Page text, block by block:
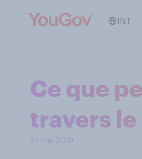
INT
Ce que
travers
27 mai 2019